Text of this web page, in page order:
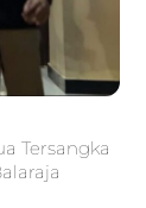
Tersangka